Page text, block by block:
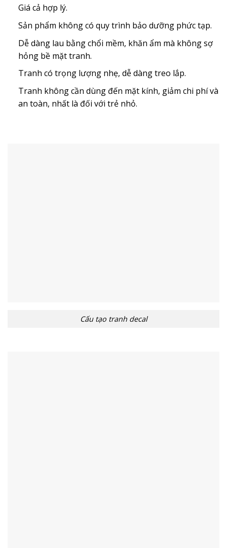
Giá cả hợp lý.
Sản phẩm không có quy trình bảo dưỡng phức tạp.
Dễ dàng lau bằng chổi mềm, khăn ẩm mà không sợ
hỏng bề mặt tranh.
Tranh có trọng lượng nhẹ, dễ dàng treo lắp.
Tranh không cần dùng đến mặt kính, giảm chi phí và
an toàn, nhất là đối với trẻ nhỏ.
Cấu tạo tranh decal